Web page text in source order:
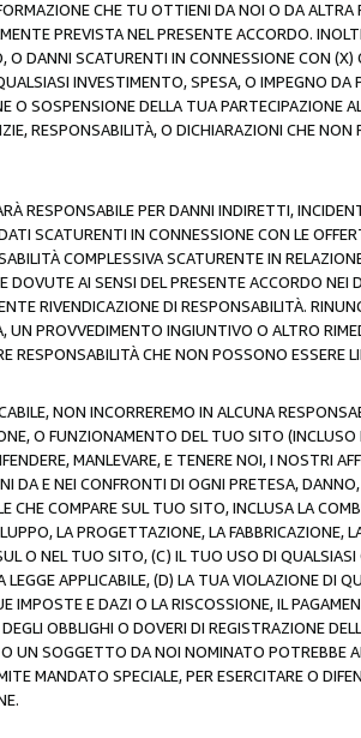
CHE TU OTTIENI DA NOI O DA ALTRA
PREVISTA NEL PRESENTE ACCORDO.
O DANNI SCATURENTI IN CONNESSIONE CON
INVESTIMENTO, SPESA, O IMPEGNO
O SOSPENSIONE DELLA TUA PARTECIPAZIONE
RESPONSABILITÀ, O DICHIARAZIONI CHE
RESPONSABILE PER DANNI INDIRETTI,
SCATURENTI IN CONNESSIONE CON LE
COMPLESSIVA SCATURENTE IN
AI SENSI DEL PRESENTE ACCORDO
RIVENDICAZIONE DI RESPONSABILITÀ.
UN PROVVEDIMENTO INGIUNTIVO O ALTRO
RESPONSABILITÀ CHE NON POSSONO ESSERE
NON INCORREREMO IN ALCUNA
O FUNZIONAMENTO DEL TUO SITO
MANLEVARE, E TENERE NOI, I NOSTRI
DA E NEI CONFRONTI DI OGNI PRETESA,
CHE COMPARE SUL TUO SITO, INCLUSA LA
LA PROGETTAZIONE, LA FABBRICAZIONE,
O NEL TUO SITO, (C) IL TUO USO DI
APPLICABILE, (D) LA TUA VIOLAZIONE DI
IMPOSTE E DAZI O LA RISCOSSIONE, IL
OBBLIGHI O DOVERI DI REGISTRAZIONE
SOGGETTO DA NOI NOMINATO POTREBBE
MANDATO SPECIALE, PER ESERCITARE O